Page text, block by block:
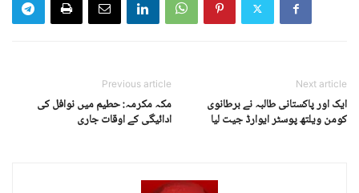
Previous article
مکہ مکرمہ: حطیم میں نوافل کی
ادائیگی کے اوقات جاری
Next article
ایک اور پاکستانی طالبہ نے برطانوی
کومن ویلتھ پوسٹر ایوارڈ جیت لیا